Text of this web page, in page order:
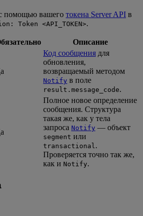
помощью вашего токена Server API в
Token <API_TOKEN>.
Описание
Код сообщения для
обновления,
возвращаемый методом
Notify в поле
result.message_code.
Полное новое определение
сообщения. Структура
такая же, как у тела
запроса Notify — объект
segment или
transactional .
Проверяется точно так же,
как и Notify.